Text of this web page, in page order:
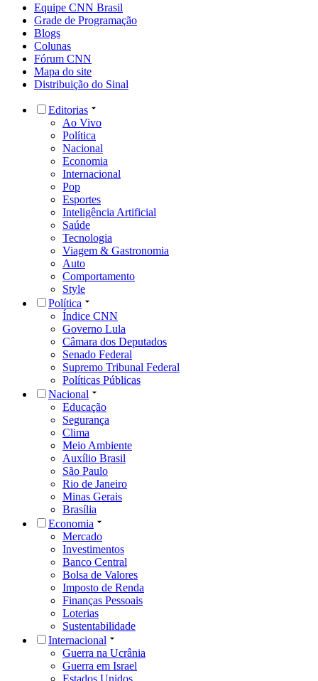
Equipe CNN Brasil
Grade de Programação
Blogs
Colunas
Fórum CNN
Mapa do site
Distribuição do Sinal
Editorias
Ao Vivo
Política
Nacional
Economia
Internacional
Pop
Esportes
Inteligência Artificial
Saúde
Tecnologia
Viagem & Gastronomia
Auto
Comportamento
Style
Política
Índice CNN
Governo Lula
Câmara dos Deputados
Senado Federal
Supremo Tribunal Federal
Políticas Públicas
Nacional
Educação
Segurança
Clima
Meio Ambiente
Auxílio Brasil
São Paulo
Rio de Janeiro
Minas Gerais
Brasília
Economia
Mercado
Investimentos
Banco Central
Bolsa de Valores
Imposto de Renda
Finanças Pessoais
Loterias
Sustentabilidade
Internacional
Guerra na Ucrânia
Guerra em Israel
Estados Unidos